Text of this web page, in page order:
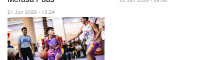
21 Jun 2026 - 13:24